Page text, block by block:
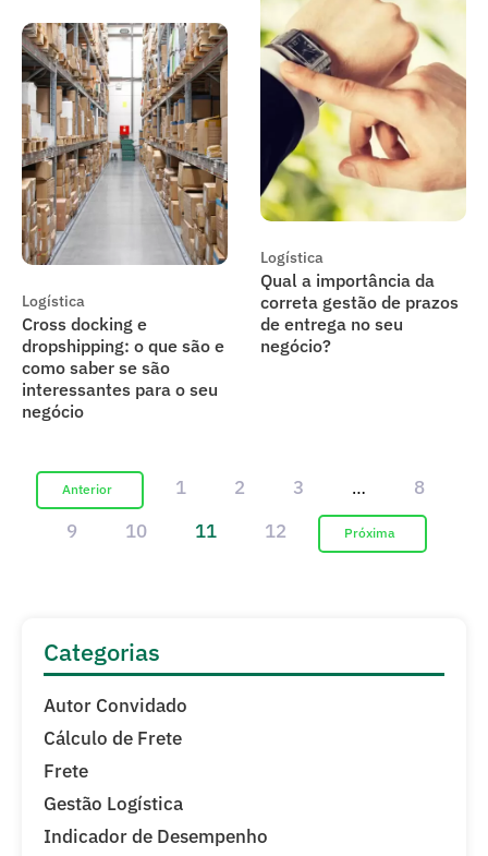
Logística
Qual a importância da
correta gestão de prazos
de entrega no seu
negócio?
Logística
Cross docking e
dropshipping: o que são e
como saber se são
interessantes para o seu
negócio
1 2 3 …
8
9
10 11 12
Categorias
Autor Convidado
Cálculo de Frete
Frete
Gestão Logística
Indicador de Desempenho